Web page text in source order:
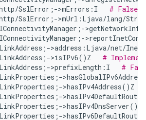
http/SslError;->mErrors:I # False
http/SslError;->mUrl:Ljava/lang/
>address:Ljava/net/
>isIPv6()Z #
>prefixLength:I #
>hasIPv4Address()Z